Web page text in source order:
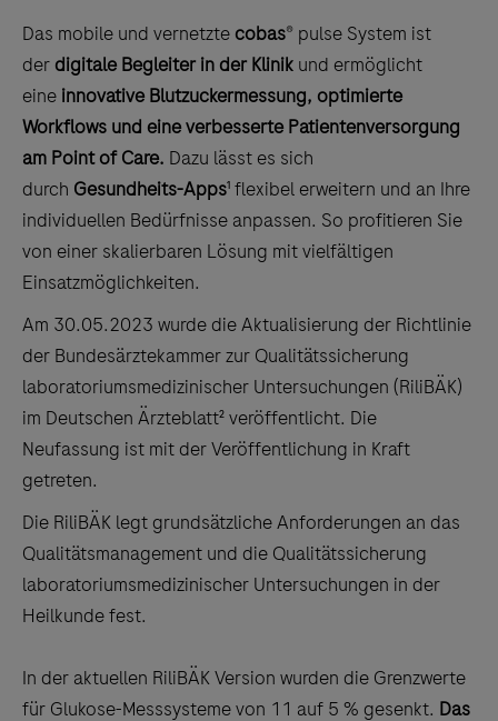
Das mobile und vernetzte cobas® pulse System ist
der digitale Begleiter in der Klinik und ermöglicht
eine innovative Blutzuckermessung, optimierte
Workflows und eine verbesserte Patientenversorgung
am Point of Care. Dazu lässt es sich
durch Gesundheits-Apps¹ flexibel erweitern und an Ihre
individuellen Bedürfnisse anpassen. So profitieren Sie
von einer skalierbaren Lösung mit vielfältigen
Einsatzmöglichkeiten.
Am 30.05.2023 wurde die Aktualisierung der Richtlinie
der Bundesärztekammer zur Qualitätssicherung
laboratoriumsmedizinischer Untersuchungen (RiliBÄK)
im Deutschen Ärzteblatt² veröffentlicht. Die
Neufassung ist mit der Veröffentlichung in Kraft
getreten.
Die RiliBÄK legt grundsätzliche Anforderungen an das
Qualitätsmanagement und die Qualitätssicherung
laboratoriumsmedizinischer Untersuchungen in der
Heilkunde fest.
In der aktuellen RiliBÄK Version wurden die Grenzwerte
für Glukose-Messsysteme von 11 auf 5 % gesenkt. Das